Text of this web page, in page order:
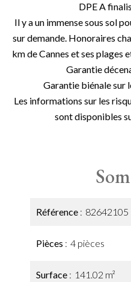
DPE A
Il y a un immense sous sol
sur demande. Honoraires
km de Cannes et ses plages
Garantie
Garantie biénale sur
Les informations sur les
sont disponibles
Référence 82642105
Pièces 4 pièces
Surface 141.02 m²